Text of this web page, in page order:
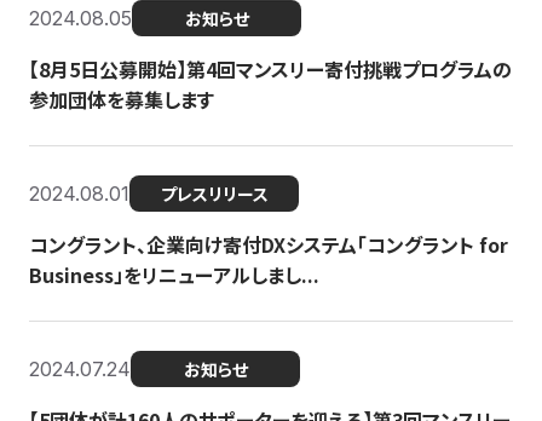
2024.08.05 お知らせ
【8月5日公募開始】第4回マンスリー寄付挑戦プログラムの
参加団体を募集します
2024.08.01 プレスリリース
コングラント、企業向け寄付DXシステム「コングラント for
Business」をリニューアルしまし...
2024.07.24 お知らせ